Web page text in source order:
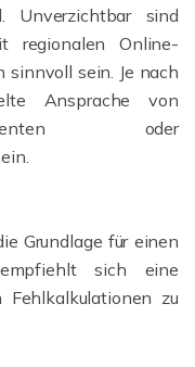
Unverzichtbar sind
regionalen Online-
sein. Je nach
Ansprache von
oder
Grundlage für einen
sich eine
Fehlkalkulationen zu